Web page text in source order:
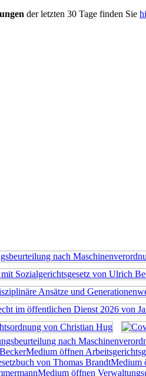
der letzten 30 Tage finden Sie
nach
Medium öffnen
von Thomas BrandtMedium
Medium öffnen